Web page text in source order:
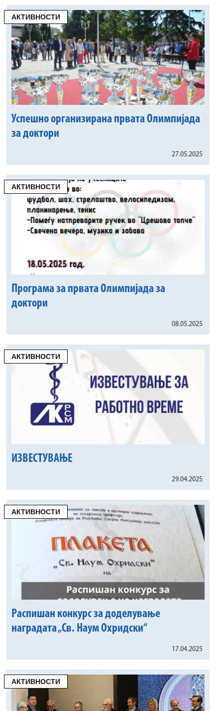
АКТИВНОСТИ
Успешно организирана првата Олимпијада
за доктори
27.05.2025
АКТИВНОСТИ
Програма за првата Олимпијада за
доктори
08.05.2025
АКТИВНОСТИ
ИЗВЕСТУВАЊЕ
29.04.2025
АКТИВНОСТИ
Распишан конкурс за доделување
наградата „Св. Наум Охридски“
17.04.2025
АКТИВНОСТИ